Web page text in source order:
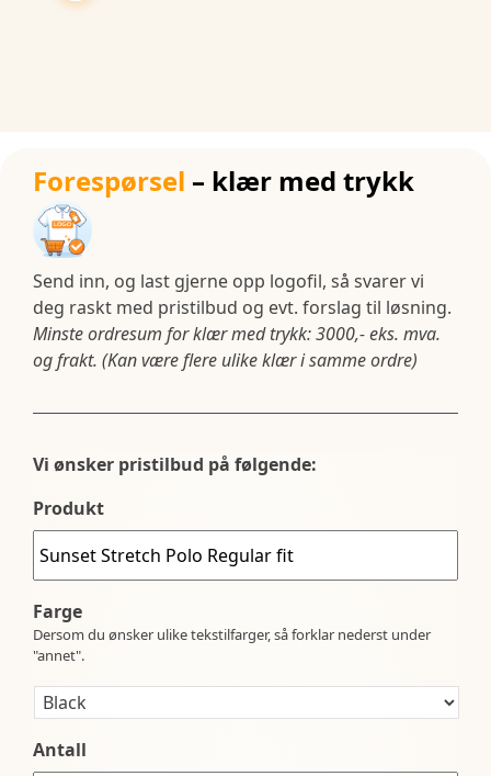
Forespørsel – klær med trykk
Send inn, og last gjerne opp logofil, så svarer vi
deg raskt med pristilbud og evt. forslag til løsning.
Minste ordresum for klær med trykk: 3000,- eks. mva.
og frakt. (Kan være flere ulike klær i samme ordre)
Vi ønsker pristilbud på følgende:
Produkt
Farge
Dersom du ønsker ulike tekstilfarger, så forklar nederst under
"annet".
Antall